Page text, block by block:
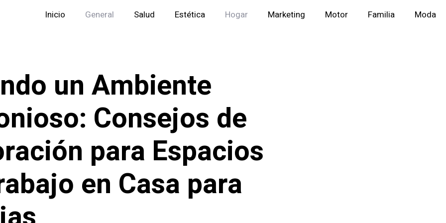
Inicio General Salud Estética Hogar Marketing Motor Familia Moda
un Ambiente
Consejos de
para Espacios
en Casa para